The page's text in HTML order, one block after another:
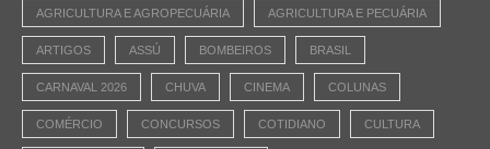
AGRICULTURA E AGROPECUÁRIA AGRICULTURA E PECUÁRIA
ARTIGOS ASSÚ BOMBEIROS BRASIL
CARNAVAL 2026 CHUVA CINEMA COLUNAS
COMÉRCIO CONCURSOS COTIDIANO CULTURA